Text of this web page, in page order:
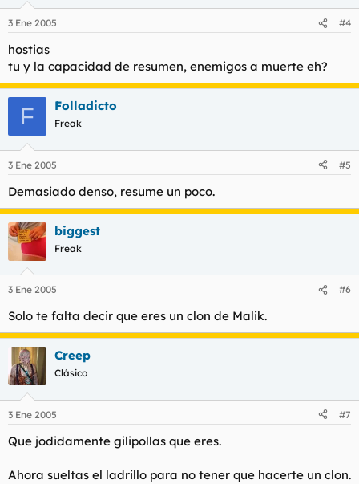
3 Ene 2005 #4
hostias
tu y la capacidad de resumen, enemigos a muerte eh?
F Folladicto
Freak
3 Ene 2005 #5
Demasiado denso, resume un poco.
biggest
Freak
3 Ene 2005 #6
Solo te falta decir que eres un clon de Malik.
Creep
Clásico
3 Ene 2005 #7
Que jodidamente gilipollas que eres.
Ahora sueltas el ladrillo para no tener que hacerte un clon.